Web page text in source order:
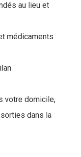
au lieu et
médicaments
votre domicile,
dans la